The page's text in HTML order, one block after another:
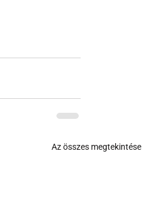
Az összes megtekintése